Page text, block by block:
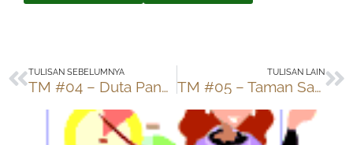
Prev
TULISAN SEBELUMNYA
TM #04 – Duta Panas
TULISAN LAIN
TM #05 – Taman Samping